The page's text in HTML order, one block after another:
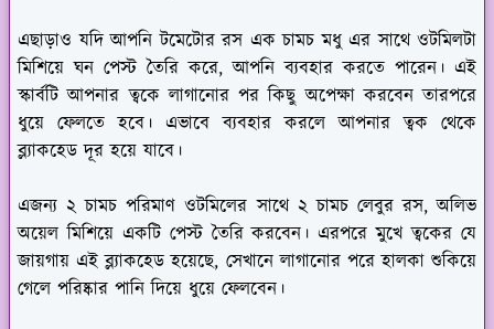
এছাড়াও যদি আপনি টমেটোর রস এক চামচ মধু এর সাথে ওটমিলটা
মিশিয়ে ঘন পেস্ট তৈরি করে, আপনি ব্যবহার করতে পারেন। এই
স্কার্বটি আপনার ত্বকে লাগানোর পর কিছু অপেক্ষা করবেন তারপরে
ধুয়ে ফেলতে হবে। এভাবে ব্যবহার করলে আপনার ত্বক থেকে
ব্ল্যাকহেড দূর হয়ে যাবে।
এজন্য ২ চামচ পরিমাণ ওটমিলের সাথে ২ চামচ লেবুর রস, অলিভ
অয়েল মিশিয়ে একটি পেস্ট তৈরি করবেন। এরপরে মুখে ত্বকের যে
জায়গায় এই ব্ল্যাকহেড হয়েছে, সেখানে লাগানোর পরে হালকা শুকিয়ে
গেলে পরিষ্কার পানি দিয়ে ধুয়ে ফেলবেন।